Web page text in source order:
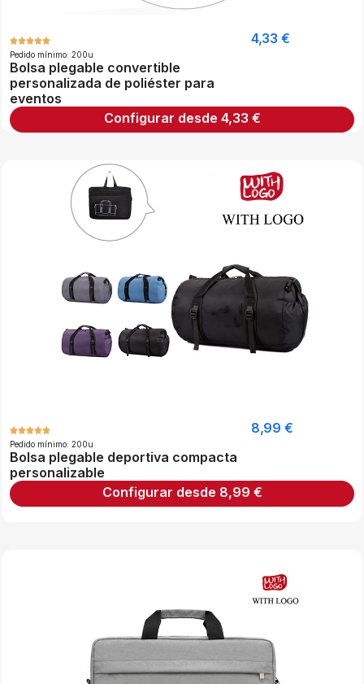
Pedido mínimo: 200u
Bolsa plegable convertible
personalizada de poliéster para
eventos
4,33 €
Configurar desde 4,33 €
Pedido mínimo: 200u
Bolsa plegable deportiva compacta
personalizable
8,99 €
Configurar desde 8,99 €